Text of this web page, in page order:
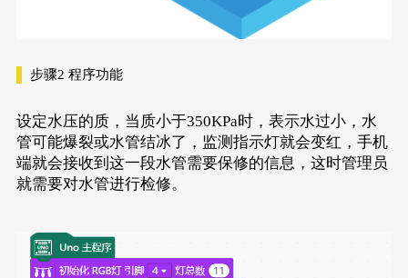
步骤2 程序功能
设定水压的质，当质小于350KPa时，表示水过小，水
管可能爆裂或水管结冰了，监测指示灯就会变红，手机
端就会接收到这一段水管需要保修的信息，这时管理员
就需要对水管进行检修。